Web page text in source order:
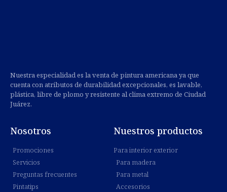
Nuestra especialidad es la venta de pintura americana ya que
cuenta con atributos de durabilidad excepcionales, es lavable,
plástica, libre de plomo y resistente al clima extremo de Ciudad
Juárez.
Nosotros
Promociones
Servicios
Preguntas frecuentes
Pintatips
Nuestros productos
Para interior exterior
Para madera
Para metal
Accesorios